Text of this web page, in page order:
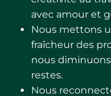
avec amour et
Nous mettons
fraîcheur des
nous
restes.
Nous